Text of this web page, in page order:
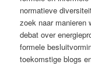
normatieve
zoek naar manieren
debat over
formele
toekomstige blogs